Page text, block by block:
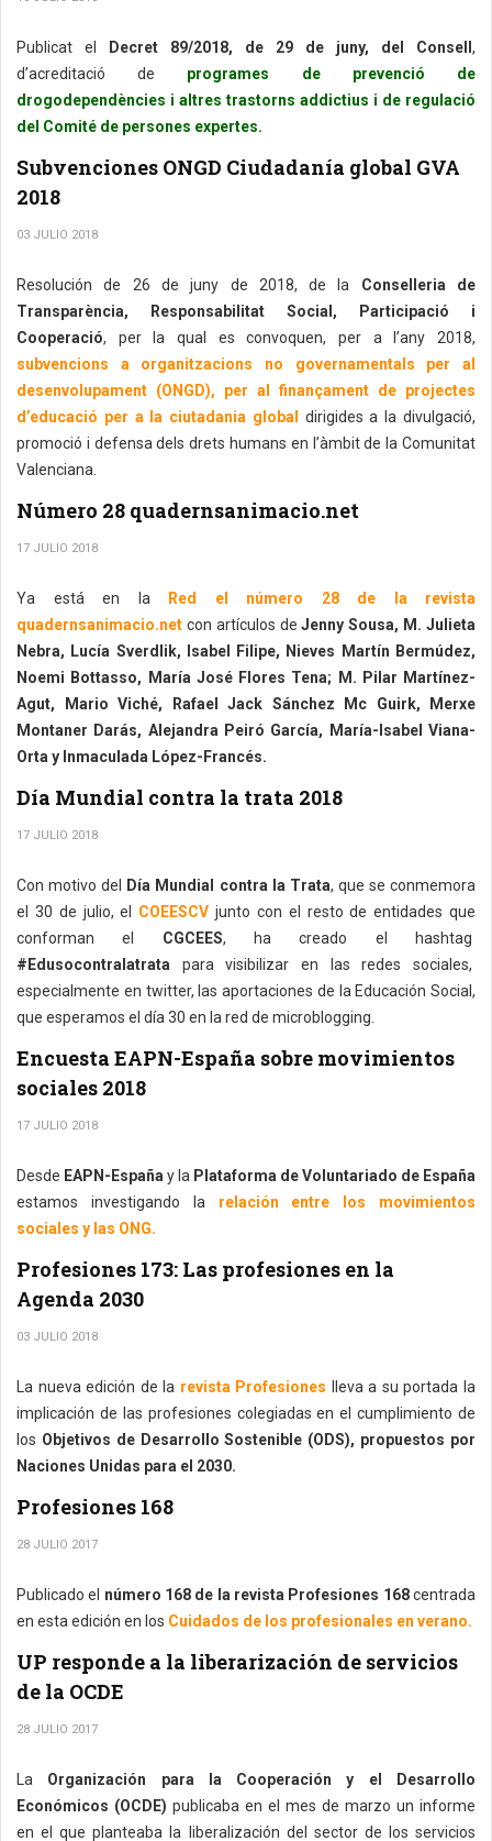
Publicat el Decret 89/2018, de 29 de juny, del Consell ,
d’acreditació de programes de prevenció de
drogodependències i altres trastorns addictius i de regulació
del Comité de persones expertes.
Subvenciones ONGD Ciudadanía global GVA
2018
03 JULIO 2018
Resolución de 26 de juny de 2018, de la Conselleria de
Transparència, Responsabilitat Social, Participació i
Cooperació, per la qual es convoquen, per a l’any 2018,
subvencions a organitzacions no governamentals per al
desenvolupament (ONGD), per al finançament de projectes
d’educació per a la ciutadania global dirigides a la divulgació,
promoció i defensa dels drets humans en l’àmbit de la Comunitat
Valenciana.
Número 28 quadernsanimacio.net
17 JULIO 2018
Ya está en la
Red el número 28 de la revista
quadernsanimacio.net con artículos deJenny Sousa, M. Julieta
Nebra, Lucía Sverdlik, Isabel Filipe, Nieves Martín Bermúdez,
Noemi Bottasso, María José Flores Tena; M. Pilar Martínez-
Agut, Mario Viché, Rafael Jack Sánchez Mc Guirk, Merxe
Montaner Darás, Alejandra Peiró García, María-Isabel Viana-
Orta y Inmaculada López-Francés.
Día Mundial contra la trata 2018
17 JULIO 2018
Con motivo del Día Mundial contra la Trata, que se conmemora
el 30 de julio, el COEESCV junto con el resto de entidades que
conforman el CGCEES, ha creado el hashtag
#Edusocontralatrata para visibilizar en las redes sociales,
especialmente en twitter, las aportaciones de la Educación Social,
que esperamos el día 30 en la red de microblogging.
Encuesta EAPN-España sobre movimientos
sociales 2018
17 JULIO 2018
Desde EAPN-España y la Plataforma de Voluntariado de España
estamos investigando la relación entre los movimientos
sociales y las ONG.
Profesiones 173: Las profesiones en la
Agenda 2030
03 JULIO 2018
La nueva edición de la revista Profesiones lleva a su portada la
implicación de las profesiones colegiadas en el cumplimiento de
los Objetivos de Desarrollo Sostenible (ODS), propuestos por
Naciones Unidas para el 2030.
Profesiones 168
28 JULIO 2017
Publicado el número 168 de la revista Profesiones 168centrada
en esta edición en los Cuidados de los profesionales en verano.
UP responde a la liberarización de servicios
de la OCDE
28 JULIO 2017
La Organización para la Cooperación y el Desarrollo
Económicos (OCDE) publicaba en el mes de marzo un informe
en el que planteaba la liberalización del sector de los servicios